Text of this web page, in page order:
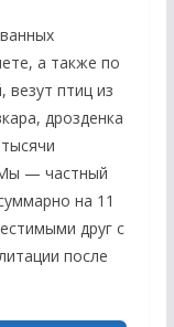
а также по
птиц из
дрозденка
— частный
на 11
друг с
после